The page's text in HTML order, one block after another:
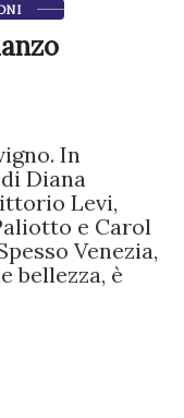
In
Diana
Levi,
e Carol
Venezia,
bellezza, è